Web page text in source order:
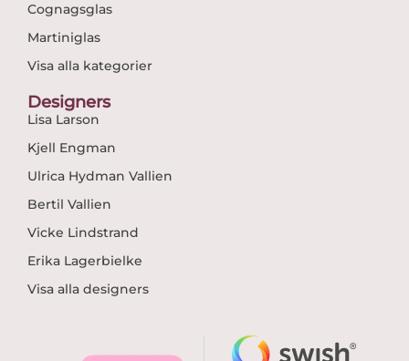
Cognagsglas
Martiniglas
Visa alla kategorier
Designers
Lisa Larson
Kjell Engman
Ulrica Hydman Vallien
Bertil Vallien
Vicke Lindstrand
Erika Lagerbielke
Visa alla designers